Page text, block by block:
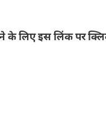
लिए इस लिंक पर